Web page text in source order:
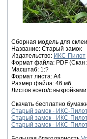
Сборная модель для
Название: Старый замок
Издательство: ИКС-Пилот
Формат файла: PDF (Скан
Масштаб: 1:?
Формат листа: А4
Размер файла: 46 мб.
Листов всего/с
Скачать бесплатно
Старый замок - ИКС-
Старый замок - ИКС-
Старый замок - ИКС-